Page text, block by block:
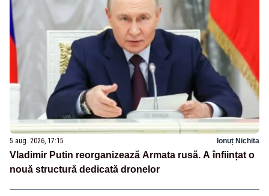
5 aug. 2026, 17:15 Ionuț Nichita
Vladimir Putin reorganizează Armata rusă. A înființat o
nouă structură dedicată dronelor